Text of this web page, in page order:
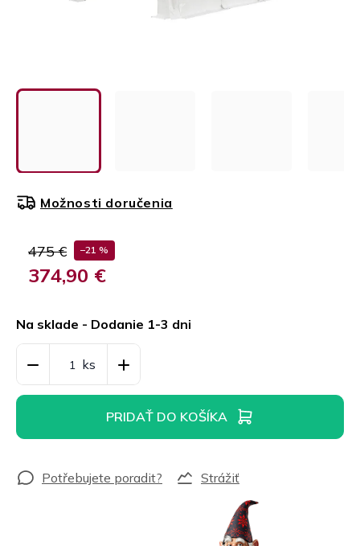
475 € –21 %
374,90 €
cena:
Na sklade - Dodanie 1-3 dni
Možnosti doručenia
PRIDAŤ DO KOŠÍKA
Strážiť